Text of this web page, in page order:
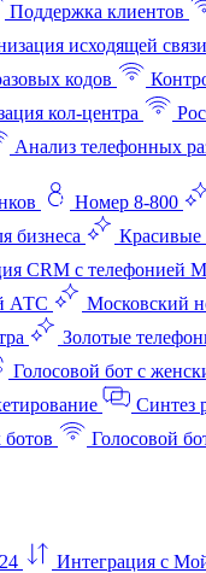
Поддержка клиентов
исходящей связи
кодов
кол-центра
Анализ телефонных
Номер 8-800
бизнеса
Красивые
CRM с телефонией
АТС Московский
Золотые
Голосовой бот с
Синтез
Голосовой
Интеграция с